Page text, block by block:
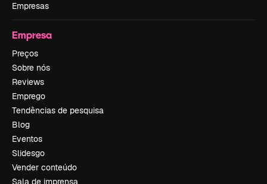
Empresas
Empresa
Preços
Sobre nós
Reviews
Emprego
Tendências de pesquisa
Blog
Eventos
Slidesgo
Vender conteúdo
Sala de imprensa